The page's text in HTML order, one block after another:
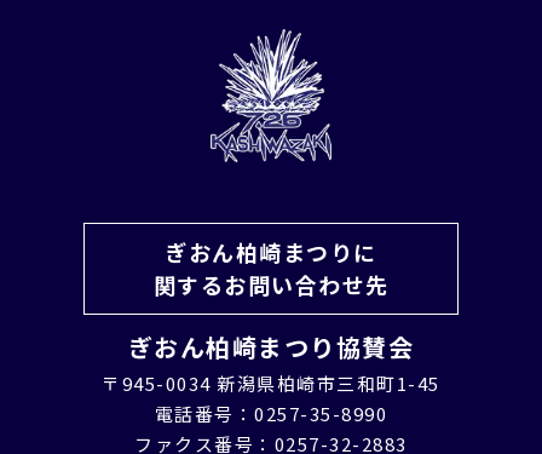
ぎおん柏崎まつりに
関するお問い合わせ先
ぎおん柏崎まつり協賛会
〒945-0034 新潟県柏崎市三和町1-45
電話番号：0257-35-8990
ファクス番号：0257-32-2883